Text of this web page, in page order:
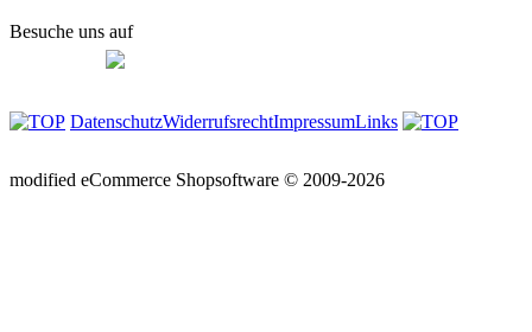
Besuche uns auf
DatenschutzWiderrufsrechtImpressumLinks
modified eCommerce Shopsoftware © 2009-2026